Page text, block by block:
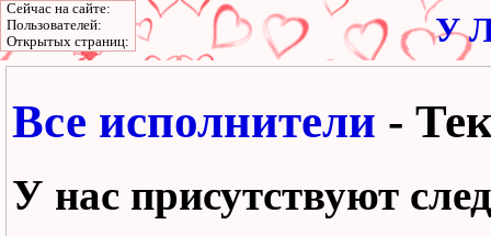
У
Все исполнители -
У нас присутствуют
Сейчас на сайте:
Пользователей:
Открытых страниц: